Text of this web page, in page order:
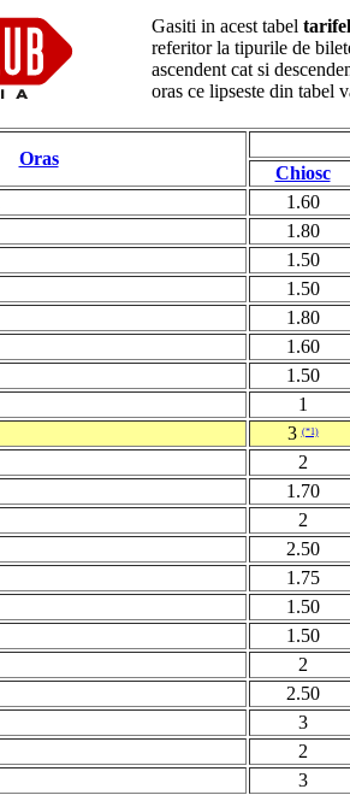
Gasiti in acest tabel
referitor la tipurile de
ascendent cat si
oras ce lipseste din tabel
Oras
Chiosc
1.60
1.80
1.50
1.50
1.80
1.60
1.50
1
3(*1)
2
1.70
2
2.50
1.75
1.50
1.50
2
2.50
3
2
3